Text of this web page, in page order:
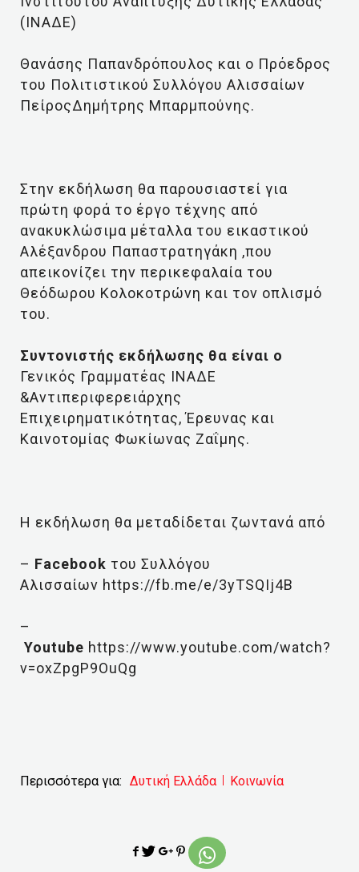
(ΙΝΑΔΕ)
Θανάσης Παπανδρόπουλος και ο Πρόεδρος
του Πολιτιστικού Συλλόγου Αλισσαίων
ΠείροςΔημήτρης Μπαρμπούνης.
Στην εκδήλωση θα παρουσιαστεί για
πρώτη φορά το έργο τέχνης από
ανακυκλώσιμα μέταλλα του εικαστικού
Αλέξανδρου Παπαστρατηγάκη ,που
απεικονίζει την περικεφαλαία του
Θεόδωρου Κολοκοτρώνη και τον οπλισμό
του.
Συντονιστής εκδήλωσης θα είναι ο
Γενικός Γραμματέας ΙΝΑΔΕ
&Αντιπεριφερειάρχης
Επιχειρηματικότητας, Έρευνας και
Καινοτομίας Φωκίωνας Ζαΐμης.
Η εκδήλωση θα μεταδίδεται ζωντανά από
– Facebook του Συλλόγου
Αλισσαίων https://fb.me/e/3yTSQIj4B
–
Youtube https://www.youtube.com/watch?
v=oxZpgP9OuQg
Περισσότερα για: Δυτική Ελλάδα Κοινωνία